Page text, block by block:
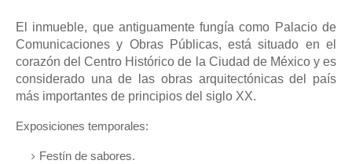
El inmueble, que antiguamente fungía como Palacio de
Comunicaciones y Obras Públicas, está situado en el
corazón del Centro Histórico de la Ciudad de México y es
considerado una de las obras arquitectónicas del país
más importantes de principios del siglo XX.
Exposiciones temporales:
Festín de sabores.